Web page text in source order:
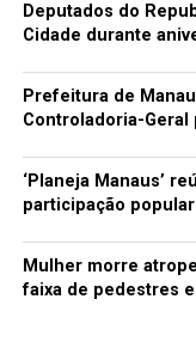
Deputados do
Cidade durante
Prefeitura de
Controladoria-Geral
‘Planeja Manaus’
participação
Mulher morre
faixa de pedestres